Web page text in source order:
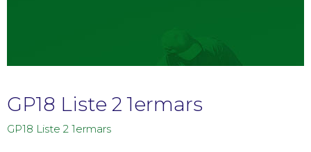
GP18 Liste 2 1ermars
GP18 Liste 2 1ermars